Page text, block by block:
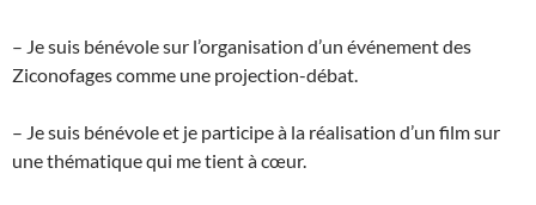
– Je suis bénévole sur l’organisation d’un événement des
Ziconofages comme une projection-débat.
– Je suis bénévole et je participe à la réalisation d’un film sur
une thématique qui me tient à cœur.